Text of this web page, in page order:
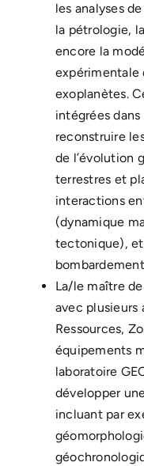
les analyses
la pétrologie,
encore la
expérimentale
exoplanètes.
intégrées
reconstruire
de l’évolution
terrestres et
interactions
(dynamique
tectonique),
La/le maître
avec plusieurs
Ressources,
équipements
laboratoire
développer
incluant par